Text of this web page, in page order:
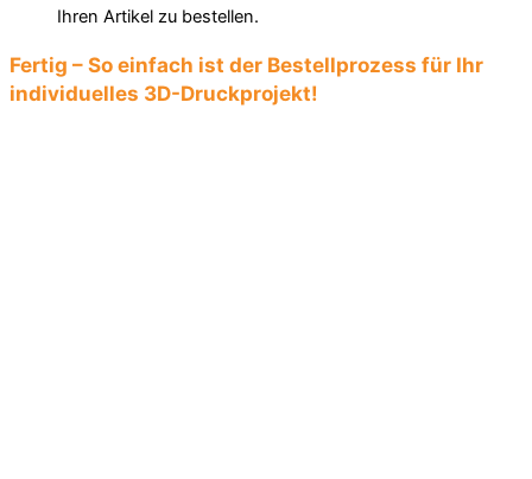
Ihren Artikel zu bestellen.
Fertig – So einfach ist der Bestellprozess für Ihr
individuelles 3D-Druckprojekt!